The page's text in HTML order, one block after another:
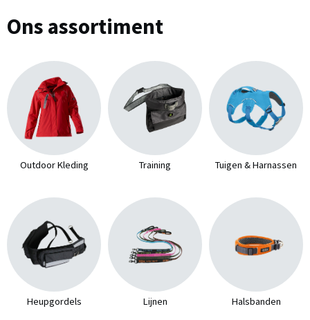
Ons assortiment
Outdoor Kleding Training Tuigen & Harnassen
Heupgordels Lijnen Halsbanden